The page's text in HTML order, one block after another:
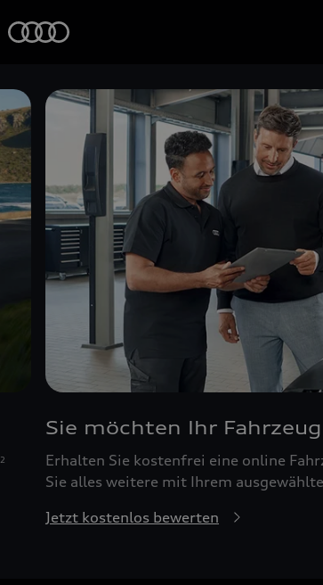
2
Sie möchten Ihr
Erhalten Sie kostenfrei eine online
Sie alles weitere mit Ihrem
Jetzt kostenlos bewerten